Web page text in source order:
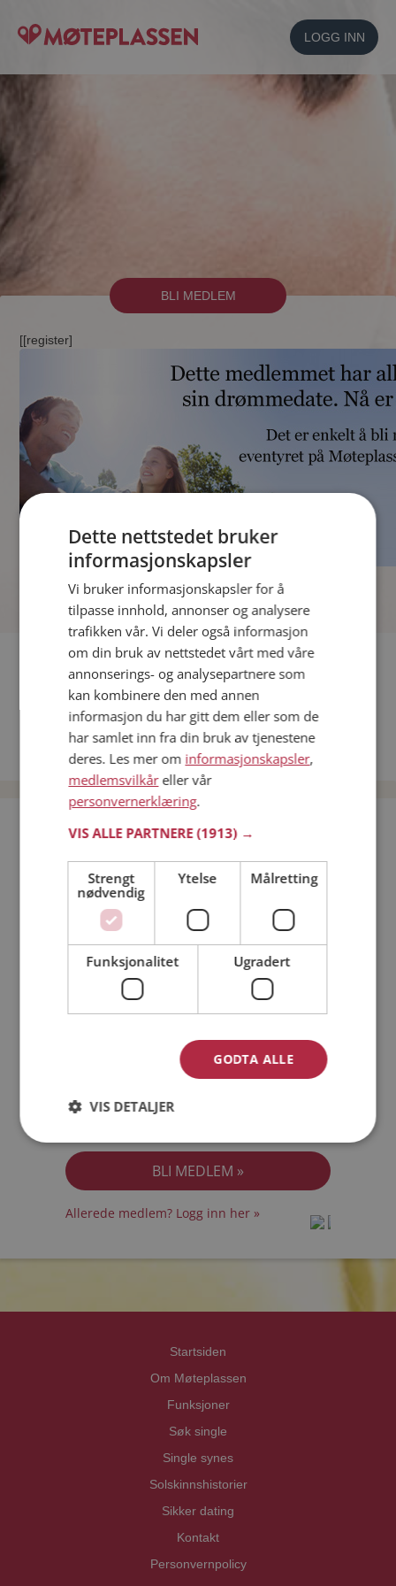
LOGG INN
BLI MEDLEM
[[register]
Fler single
Date menn i Norge
Date kvinner i Norge
Bli medlem gratis!
Jeg er en: Mann Kvinne
Min alder:
Jeg akseptererMedlemsvilkårene
Allerede medlem? Logg inn her »
Startsiden
Om Møteplassen
Funksjoner
Søk single
Single synes
Solskinnshistorier
Sikker dating
Kontakt
Personvernpolicy
Dette nettstedet bruker
informasjonskapsler
Vi bruker informasjonskapsler for å
tilpasse innhold, annonser og analysere
trafikken vår. Vi deler også informasjon
om din bruk av nettstedet vårt med våre
annonserings- og analysepartnere som
kan kombinere den med annen
informasjon du har gitt dem eller som de
har samlet inn fra din bruk av tjenestene
deres. Les mer om informasjonskapsler,
medlemsvilkåreller vår
personvernerklæring.
VIS ALLE PARTNERE(1913) →
Strengt
nødvendig
Ytelse Målretting
Funksjonalitet Ugradert
GODTA ALLE
VIS DETALJER